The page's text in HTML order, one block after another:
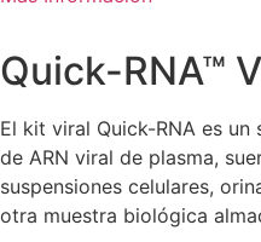
Quick-RNA™
El kit viral Quick-RNA es
de ARN viral de plasma,
suspensiones celulares,
otra muestra biológica